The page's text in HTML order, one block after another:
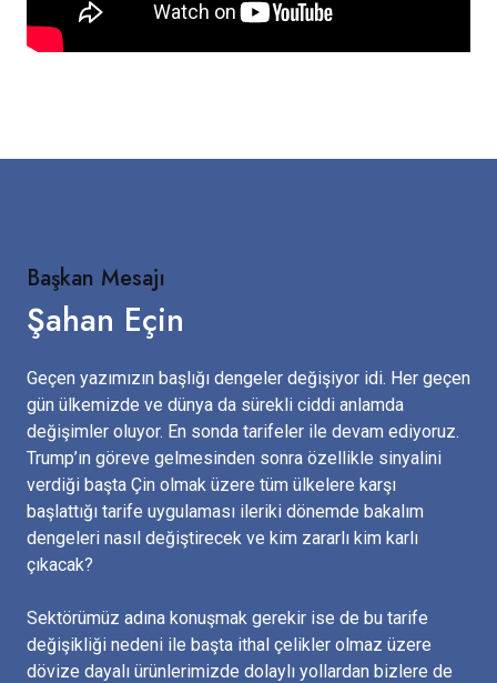
Başkan Mesajı
Şahan Eçin
Geçen yazımızın başlığı dengeler değişiyor idi. Her geçen
gün ülkemizde ve dünya da sürekli ciddi anlamda
değişimler oluyor. En sonda tarifeler ile devam ediyoruz.
Trump’ın göreve gelmesinden sonra özellikle sinyalini
verdiği başta Çin olmak üzere tüm ülkelere karşı
başlattığı tarife uygulaması ileriki dönemde bakalım
dengeleri nasıl değiştirecek ve kim zararlı kim karlı
çıkacak?
Sektörümüz adına konuşmak gerekir ise de bu tarife
değişikliği nedeni ile başta ithal çelikler olmaz üzere
dövize dayalı ürünlerimizde dolaylı yollardan bizlere de